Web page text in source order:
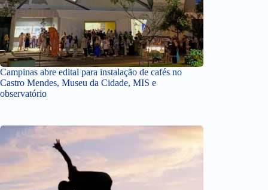
Campinas abre edital para instalação de cafés no
Castro Mendes, Museu da Cidade, MIS e
observatório